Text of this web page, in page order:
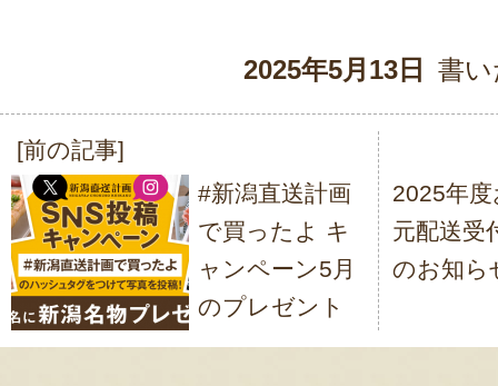
2025年5月13日 書
投
稿
ナ
ビ
ゲ
[前の記事]
#新潟直送計画
で買ったよ キ
ャンペーン5月
のプレゼント
2025年
元配送受
のお知ら